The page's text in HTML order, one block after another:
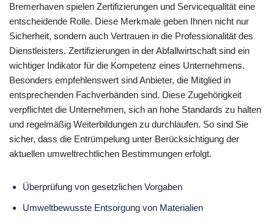
Bremerhaven spielen Zertifizierungen und Servicequalität eine
entscheidende Rolle. Diese Merkmale geben Ihnen nicht nur
Sicherheit, sondern auch Vertrauen in die Professionalität des
Dienstleisters. Zertifizierungen in der Abfallwirtschaft sind ein
wichtiger Indikator für die Kompetenz eines Unternehmens.
Besonders empfehlenswert sind Anbieter, die Mitglied in
entsprechenden Fachverbänden sind. Diese Zugehörigkeit
verpflichtet die Unternehmen, sich an hohe Standards zu halten
und regelmäßig Weiterbildungen zu durchlaufen. So sind Sie
sicher, dass die Entrümpelung unter Berücksichtigung der
aktuellen umweltrechtlichen Bestimmungen erfolgt.
Überprüfung von gesetzlichen Vorgaben
Umweltbewusste Entsorgung von Materialien